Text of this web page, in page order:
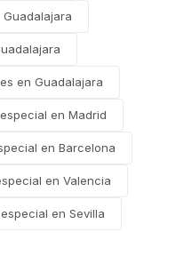
en Guadalajara
en Madrid
en Barcelona
en Valencia
en Sevilla